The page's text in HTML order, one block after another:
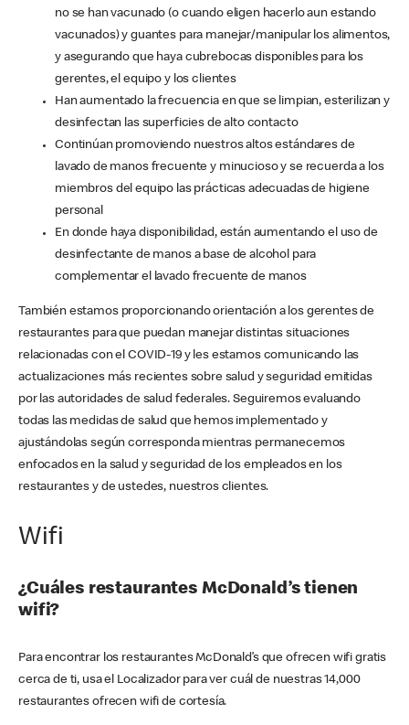
no se han vacunado (o cuando eligen hacerlo aun estando
vacunados) y guantes para manejar/manipular los alimentos,
y asegurando que haya cubrebocas disponibles para los
gerentes, el equipo y los clientes
Han aumentado la frecuencia en que se limpian, esterilizan y
desinfectan las superficies de alto contacto
Continúan promoviendo nuestros altos estándares de
lavado de manos frecuente y minucioso y se recuerda a los
miembros del equipo las prácticas adecuadas de higiene
personal
En donde haya disponibilidad, están aumentando el uso de
desinfectante de manos a base de alcohol para
complementar el lavado frecuente de manos
También estamos proporcionando orientación a los gerentes de
restaurantes para que puedan manejar distintas situaciones
relacionadas con el COVID-19 y les estamos comunicando las
actualizaciones más recientes sobre salud y seguridad emitidas
por las autoridades de salud federales. Seguiremos evaluando
todas las medidas de salud que hemos implementado y
ajustándolas según corresponda mientras permanecemos
enfocados en la salud y seguridad de los empleados en los
restaurantes y de ustedes, nuestros clientes.
Wifi
¿Cuáles restaurantes McDonald’s tienen
wifi?
Para encontrar los restaurantes McDonald’s que ofrecen wifi gratis
cerca de ti, usa el Localizador para ver cuál de nuestras 14,000
restaurantes ofrecen wifi de cortesía.